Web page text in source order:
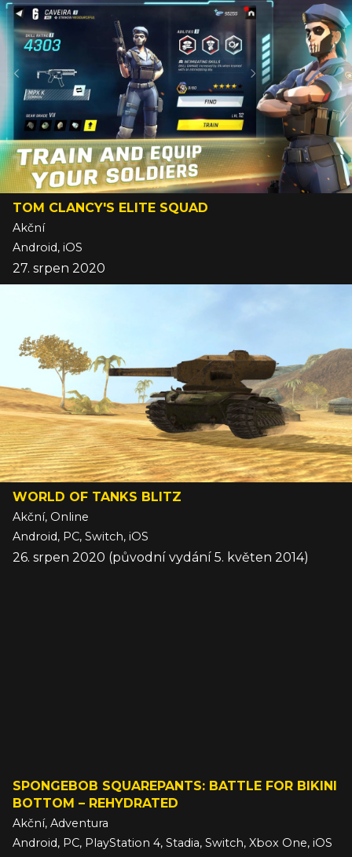
TOM CLANCY'S ELITE SQUAD
Akční
Android, iOS
27. srpen 2020
WORLD OF TANKS BLITZ
Akční, Online
Android, PC, Switch, iOS
26. srpen 2020 (původní vydání 5. květen 2014)
SPONGEBOB SQUAREPANTS: BATTLE FOR BIKINI
BOTTOM – REHYDRATED
Akční, Adventura
Android, PC, PlayStation 4, Stadia, Switch, Xbox One, iOS